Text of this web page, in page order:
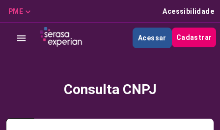
PME Acessibilidade
Acessar Cadastrar
Consulta CNPJ